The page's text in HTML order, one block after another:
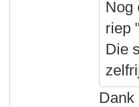
Nog
riep
Die
Dank